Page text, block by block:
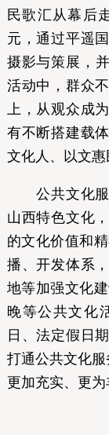
民歌汇从幕后
元，通过平遥
摄影与策展，
活动中，群众
上，从观众成
有不断搭建载
文化人、以文惠
公共文化服
山西特色文化
的文化价值和
播、开发体系
地等加强文化
晚等公共文化
日、法定假日
打通公共文化
更加充实、更为